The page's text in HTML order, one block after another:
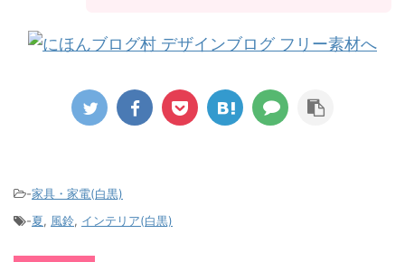
-家具・家電(白黒)
-夏, 風鈴, インテリア(白黒)